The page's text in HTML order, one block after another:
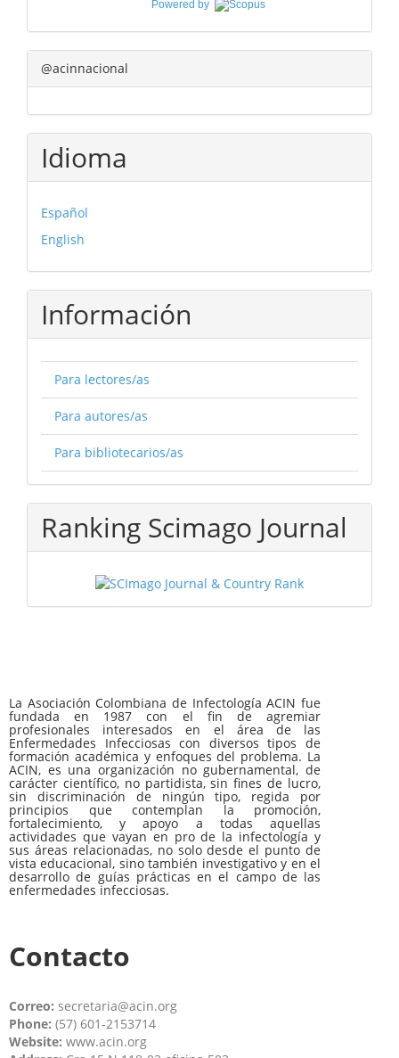
Powered by
@acinnacional
Idioma
Español
English
Información
Para lectores/as
Para autores/as
Para bibliotecarios/as
Ranking Scimago Journal
La Asociación Colombiana de Infectología ACIN fue
fundada en 1987 con el fin de agremiar
profesionales interesados en el área de las
Enfermedades Infecciosas con diversos tipos de
formación académica y enfoques del problema. La
ACIN, es una organización no gubernamental, de
carácter científico, no partidista, sin fines de lucro,
sin discriminación de ningún tipo, regida por
principios que contemplan la promoción,
fortalecimiento, y apoyo a todas aquellas
actividades que vayan en pro de la infectología y
sus áreas relacionadas, no solo desde el punto de
vista educacional, sino también investigativo y en el
desarrollo de guías prácticas en el campo de las
enfermedades infecciosas.
Contacto
Correo: secretaria@acin.org
Phone: (57) 601-2153714
Website: www.acin.org